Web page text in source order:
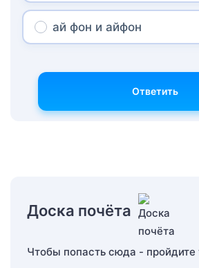
ай фон и айфон
Ответить
Доска почёта
Чтобы попасть сюда - пройдите